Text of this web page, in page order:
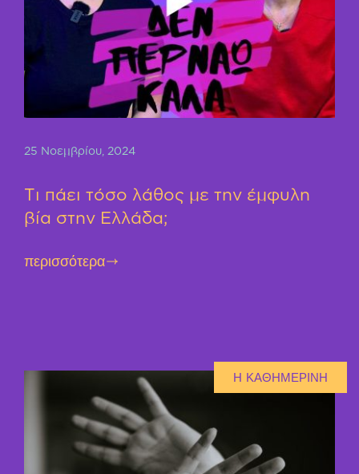
25 Νοεμβρίου, 2024
Τι πάει τόσο λάθος με την έμφυλη
βία στην Ελλάδα;
περισσότερα
Η ΚΑΘΗΜΕΡΙΝΗ